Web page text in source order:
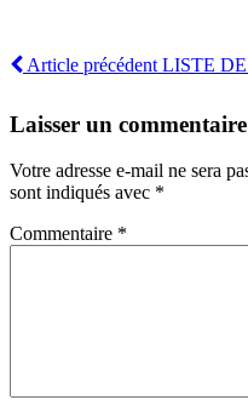
Article précédent LISTE
Laisser un commentaire
Votre adresse e-mail ne sera
sont indiqués avec *
Commentaire *